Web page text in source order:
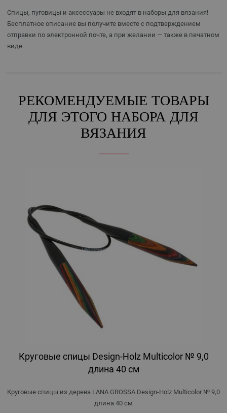
Спицы, пуговицы и аксессуары не входят в наборы для вязания!
Бесплатное описание вы получите вместе с подтверждением
отправки по электронной почте, а при желании — также в печатном
виде.
РЕКОМЕНДУЕМЫЕ ТОВАРЫ
ДЛЯ ЭТОГО НАБОРА ДЛЯ
ВЯЗАНИЯ
Круговые спицы Design-Holz Multicolor № 9,0
длина 40 см
Круговые спицы из дерева LANA GROSSA Design-Holz Multicolor № 9,0
длина 40 см